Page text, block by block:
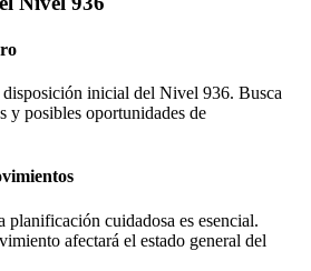
inicial del Nivel 936. Busca
y posibles oportunidades de
planificación cuidadosa es esencial.
afectará el estado general del